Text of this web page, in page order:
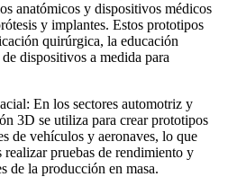
anatómicos y dispositivos médicos
y implantes. Estos prototipos
quirúrgica, la educación
dispositivos a medida para
En los sectores automotriz y
3D se utiliza para crear prototipos
de vehículos y aeronaves, lo que
realizar pruebas de rendimiento y
de la producción en masa.